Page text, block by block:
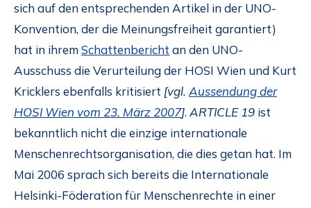
sich auf den entsprechenden Artikel in der UNO-
Konvention, der die Meinungsfreiheit garantiert)
hat in ihremSchattenbericht an den UNO-
Ausschuss die Verurteilung der HOSI Wien und Kurt
Kricklers ebenfalls kritisiert [vgl.Aussendung der
HOSI Wien vom 23. März 2007].ARTICLE 19 ist
bekanntlich nicht die einzige internationale
Menschenrechtsorganisation, die dies getan hat. Im
Mai 2006 sprach sich bereits die Internationale
Helsinki-Föderation für Menschenrechte in einer